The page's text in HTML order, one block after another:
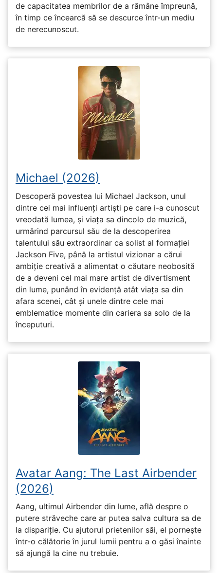
de capacitatea membrilor de a rămâne împreună,
în timp ce încearcă să se descurce într-un mediu
de nerecunoscut.
Michael (2026)
Descoperă povestea lui Michael Jackson, unul
dintre cei mai influenți artiști pe care i-a cunoscut
vreodată lumea, și viața sa dincolo de muzică,
urmărind parcursul său de la descoperirea
talentului său extraordinar ca solist al formației
Jackson Five, până la artistul vizionar a cărui
ambiție creativă a alimentat o căutare neobosită
de a deveni cel mai mare artist de divertisment
din lume, punând în evidență atât viața sa din
afara scenei, cât și unele dintre cele mai
emblematice momente din cariera sa solo de la
începuturi.
Avatar Aang: The Last Airbender
(2026)
Aang, ultimul Airbender din lume, află despre o
putere străveche care ar putea salva cultura sa de
la dispariție. Cu ajutorul prietenilor săi, el pornește
într-o călătorie în jurul lumii pentru a o găsi înainte
să ajungă la cine nu trebuie.